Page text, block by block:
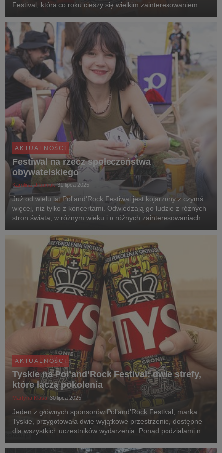
Festival, która co roku cieszy się wielkim zainteresowaniem.
AKTUALNOŚCI
Festiwal na rzecz społeczeństwa
obywatelskiego
Karolina Urbaniak 31 lipca 2025
Już od wielu lat Pol'and'Rock Festiwal jest kojarzony z czymś
więcej, niż tylko z koncertami. Odwiedzają go ludzie z różnych
stron świata, w różnym wieku i o różnych zainteresowaniach.
AKTUALNOŚCI
Tyskie na Pol’and’Rock Festival: dwie strefy,
które łączą pokolenia
Martyna Klasa 30 lipca 2025
Jeden z głównych sponsorów Pol’and’Rock Festival, marka
Tyskie, przygotowała dwie wyjątkowe przestrzenie, dostępne
dla wszystkich uczestników wydarzenia. Ponad podziałami na